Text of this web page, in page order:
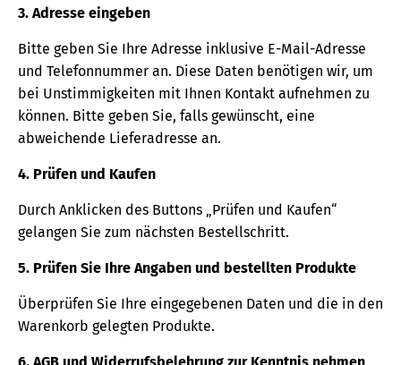
3. Adresse eingeben
Bitte geben Sie Ihre Adresse inklusive E-Mail-Adresse
und Telefonnummer an. Diese Daten benötigen wir, um
bei Unstimmigkeiten mit Ihnen Kontakt aufnehmen zu
können. Bitte geben Sie, falls gewünscht, eine
abweichende Lieferadresse an.
4. Prüfen und Kaufen
Durch Anklicken des Buttons „Prüfen und Kaufen“
gelangen Sie zum nächsten Bestellschritt.
5. Prüfen Sie Ihre Angaben und bestellten Produkte
Überprüfen Sie Ihre eingegebenen Daten und die in den
Warenkorb gelegten Produkte.